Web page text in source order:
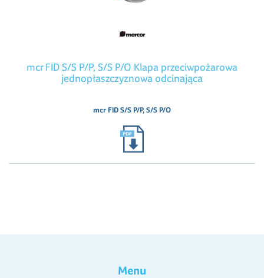
mcr FID S/S P/P, S/S P/O Klapa przeciwpożarowa
jednopłaszczyznowa odcinająca
mcr FID S/S P/P, S/S P/O
Menu